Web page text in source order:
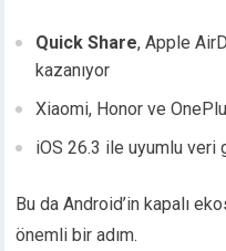
Quick Share, Apple
kazanıyor
Xiaomi, Honor ve
iOS 26.3 ile uyumlu
Bu da Android’in kapalı
önemli bir adım.